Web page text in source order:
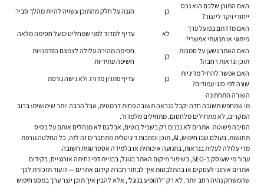
האם התוכן שלכם הוא נכס
ייחודי ויקר לייצור?
כן
הגנה על חלק מהתוכן עשויה להיות מהלך סביר
האם מדדתם בפועל ערך
מיתוגי או תנועתי אפשרי?
לא
עדיף למדוד לפני שמחליטים על חסימה מלאה
האם האתר נשען על סמכות
תוכן ונראות רחבה?
כן
חסימה מהירה עלולה לצמצם הזדמנויות
חשיפה עתידיות
האם אפשר להחיל מדיניות
שונה לפי סוגי עמודים?
כן
עדיף פתרון מדורג ולא גישה גורפת
השורה התחתונה
מי שמחפש תשובה חדה יקבל כנראה תשובה פחות דרמטית, אבל הרבה יותר שימושית: ברוב
המקרים, לא מתחילים מלחסום. מתחילים מלמדוד.
הסיבה פשוטה. אתרים לא נבנים רק בשביל בוטים, אבל גם לא מנהלים אותם על בסיס
תחושות. בעולם שבו חיפוש, AI, תוכן וסמכות דיגיטלית מתחברים זה לזה, כל החלטה גורפת
מדי עלולה לעלות בנראות, בתנועה איכותית או בלמידה אסטרטגית חשובה.
עבור מי שעוסק ב-SEO, בשיפור מיקום האתר בגוגל, בבניית דפי נחיתה אורגניים, בקידום
אתרים אורגני לעסקים או בהתלבטות איך לבחור חברת קידום אתרים — זו עוד תזכורת לכך
שהמשחק נהיה רחב יותר. לא רק “להופיע בגוגל”, אלא להבין איך תוכן יוצר ערך במסע חיפוש